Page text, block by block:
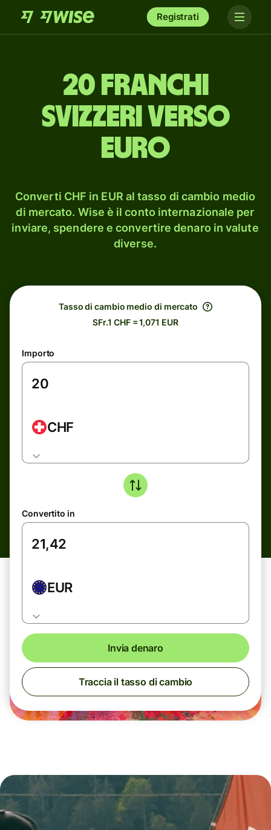
Registrati
20 franchi
svizzeri verso
euro
Converti CHF in EUR al tasso di cambio medio
di mercato. Wise è il conto internazionale per
inviare, spendere e convertire denaro in valute
diverse.
Tasso di cambio medio di mercato
SFr.1 CHF = 1,071 EUR
Importo
CHF
Convertito in
EUR
Invia denaro
Traccia il tasso di cambio